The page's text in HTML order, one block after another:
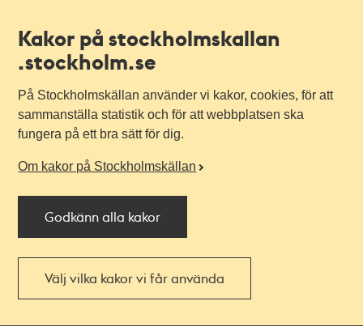
Kakor på stockholmskallan
.stockholm.se
På Stockholmskällan använder vi kakor, cookies, för att
sammanställa statistik och för att webbplatsen ska
fungera på ett bra sätt för dig.
Om kakor på Stockholmskällan
Godkänn alla kakor
Välj vilka kakor vi får använda